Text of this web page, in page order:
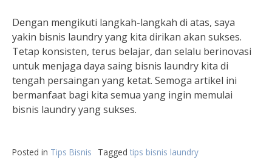
Dengan mengikuti langkah-langkah di atas, saya
yakin bisnis laundry yang kita dirikan akan sukses.
Tetap konsisten, terus belajar, dan selalu berinovasi
untuk menjaga daya saing bisnis laundry kita di
tengah persaingan yang ketat. Semoga artikel ini
bermanfaat bagi kita semua yang ingin memulai
bisnis laundry yang sukses.
Posted in Tips Bisnis Tagged tips bisnis laundry